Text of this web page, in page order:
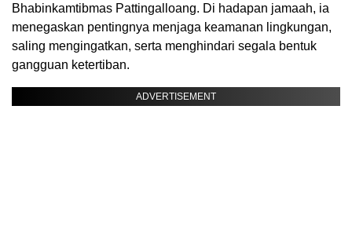
Bhabinkamtibmas Pattingalloang. Di hadapan jamaah, ia
menegaskan pentingnya menjaga keamanan lingkungan,
saling mengingatkan, serta menghindari segala bentuk
gangguan ketertiban.
ADVERTISEMENT